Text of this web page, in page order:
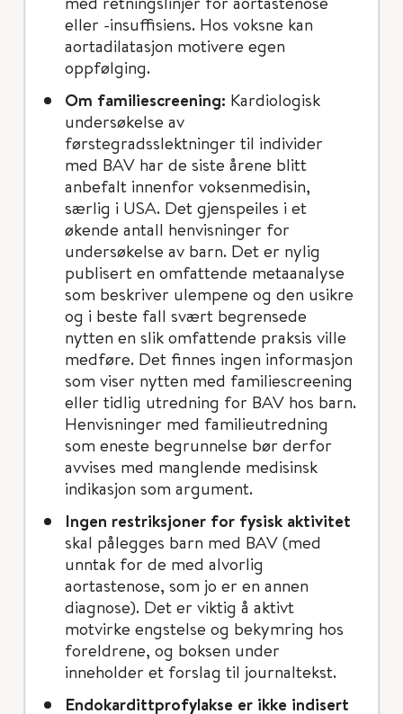
eller -insuffisiens. Hos voksne kan
aortadilatasjon motivere egen
oppfølging.
Om familiescreening: Kardiologisk
undersøkelse av
førstegradsslektninger til individer
med BAV har de siste årene blitt
anbefalt innenfor voksenmedisin,
særlig i USA. Det gjenspeiles i et
økende antall henvisninger for
undersøkelse av barn. Det er nylig
publisert en omfattende metaanalyse
som beskriver ulempene og den usikre
og i beste fall svært begrensede
nytten en slik omfattende praksis ville
medføre. Det finnes ingen informasjon
som viser nytten med familiescreening
eller tidlig utredning for BAV hos barn.
Henvisninger med familieutredning
som eneste begrunnelse bør derfor
avvises med manglende medisinsk
indikasjon som argument.
Ingen restriksjoner for fysisk aktivitet
skal pålegges barn med BAV (med
unntak for de med alvorlig
aortastenose, som jo er en annen
diagnose). Det er viktig å aktivt
motvirke engstelse og bekymring hos
foreldrene, og boksen under
inneholder et forslag til journaltekst.
Endokardittprofylakse er ikke indisert